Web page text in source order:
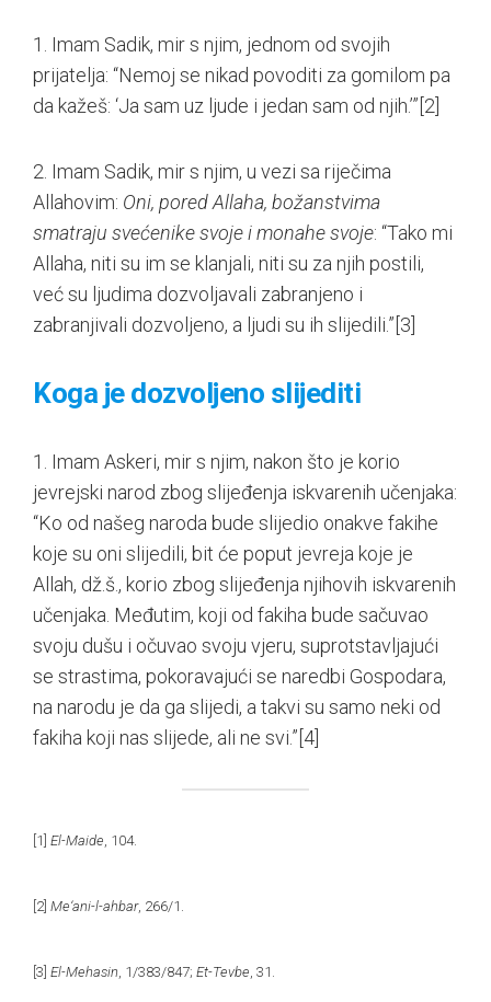
1. Imam Sadik, mir s njim, jednom od svojih
prijatelja: “Nemoj se nikad povoditi za gomilom pa
da kažeš: ‘Ja sam uz ljude i jedan sam od njih.’” [2]
2. Imam Sadik, mir s njim, u vezi sa riječima
Allahovim: Oni, pored Allaha, božanstvima
smatraju svećenike svoje i monahe svoje: “Tako mi
Allaha, niti su im se klanjali, niti su za njih postili,
već su ljudima dozvoljavali zabranjeno i
zabranjivali dozvoljeno, a ljudi su ih slijedili.” [3]
Koga je dozvoljeno slijediti
1. Imam Askeri, mir s njim, nakon što je korio
jevrejski narod zbog slijeđenja iskvarenih učenjaka:
“Ko od našeg naroda bude slijedio onakve fakihe
koje su oni slijedili, bit će poput jevreja koje je
Allah, dž.š., korio zbog slijeđenja njihovih iskvarenih
učenjaka. Međutim, koji od fakiha bude sačuvao
svoju dušu i očuvao svoju vjeru, suprotstavljajući
se strastima, pokoravajući se naredbi Gospodara,
na narodu je da ga slijedi, a takvi su samo neki od
fakiha koji nas slijede, ali ne svi.” [4]
[1] El-Maide, 104.
[2] Me‘ani-l-ahbar, 266/1.
[3] El-Mehasin, 1/383/847; Et-Tevbe, 31.